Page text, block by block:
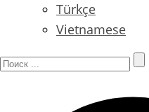
Türkçe
Vietnamese